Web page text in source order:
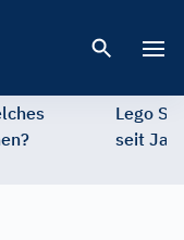
Lego
seit